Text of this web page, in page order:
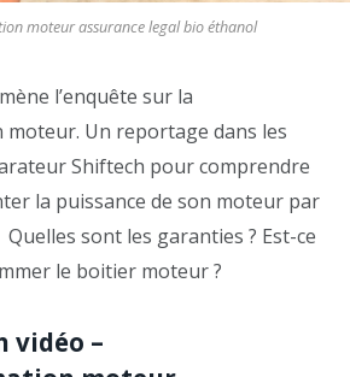
moteur assurance legal bio éthanol
l’enquête sur la
Un reportage dans les
Shiftech pour comprendre
la puissance de son moteur par
sont les garanties ? Est-ce
le boitier moteur ?
vidéo –